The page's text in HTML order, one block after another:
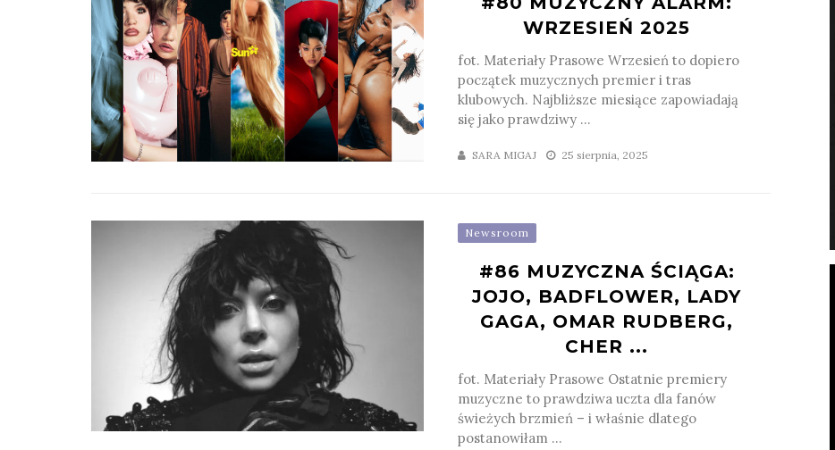
WRZESIEŃ 2025
fot. Materiały Prasowe Wrzesień to dopiero
początek muzycznych premier i tras
klubowych. Najbliższe miesiące zapowiadają
się jako prawdziwy ...
SARA MIGAJ 25 sierpnia, 2025
Newsroom
#86 MUZYCZNA ŚCIĄGA:
JOJO, BADFLOWER, LADY
GAGA, OMAR RUDBERG,
CHER ...
fot. Materiały Prasowe Ostatnie premiery
muzyczne to prawdziwa uczta dla fanów
świeżych brzmień – i właśnie dlatego
postanowiłam ...